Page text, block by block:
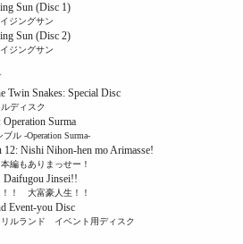
Sun (Disc 1)
ジングサン
Sun (Disc 2)
ジングサン
Twin Snakes: Special Disc
ディスク
Surma
ル -Operation Surma-
12: Nishi Nihon-hen mo Arimasse!
編もありまっせー！
Jinsei!!
！ 大富豪人生！！
Event-you Disc
ルランド イベント用ディスク